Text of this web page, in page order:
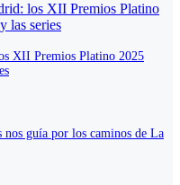
XII Premios Platino 2025
guía por los caminos de La